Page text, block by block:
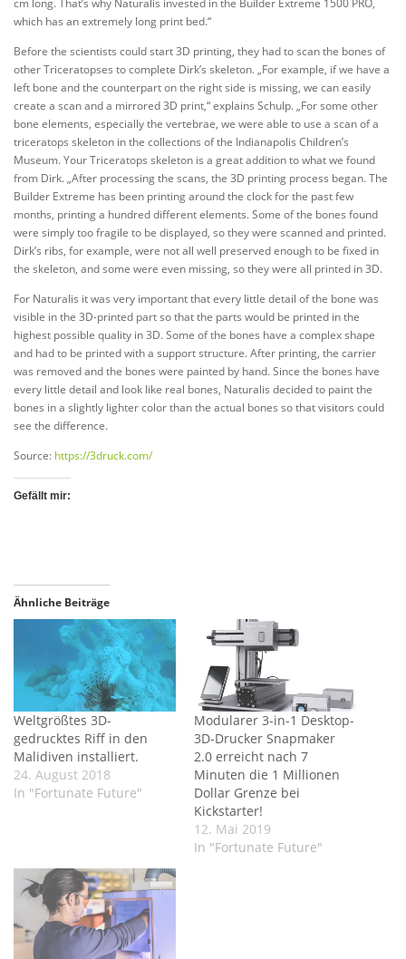
cm long. That’s why Naturalis invested in the Builder Extreme 1500 PRO,
which has an extremely long print bed.“
Before the scientists could start 3D printing, they had to scan the bones of
other Triceratopses to complete Dirk’s skeleton. „For example, if we have a
left bone and the counterpart on the right side is missing, we can easily
create a scan and a mirrored 3D print,“ explains Schulp. „For some other
bone elements, especially the vertebrae, we were able to use a scan of a
triceratops skeleton in the collections of the Indianapolis Children’s
Museum. Your Triceratops skeleton is a great addition to what we found
from Dirk. „After processing the scans, the 3D printing process began. The
Builder Extreme has been printing around the clock for the past few
months, printing a hundred different elements. Some of the bones found
were simply too fragile to be displayed, so they were scanned and printed.
Dirk’s ribs, for example, were not all well preserved enough to be fixed in
the skeleton, and some were even missing, so they were all printed in 3D.
For Naturalis it was very important that every little detail of the bone was
visible in the 3D-printed part so that the parts would be printed in the
highest possible quality in 3D. Some of the bones have a complex shape
and had to be printed with a support structure. After printing, the carrier
was removed and the bones were painted by hand. Since the bones have
every little detail and look like real bones, Naturalis decided to paint the
bones in a slightly lighter color than the actual bones so that visitors could
see the difference.
Source: https://3druck.com/
Gefällt mir:
Ähnliche Beiträge
Weltgrößtes 3D-
gedrucktes Riff in den
Malidiven installiert.
24. August 2018
In "Fortunate Future"
Modularer 3-in-1 Desktop-
3D-Drucker Snapmaker
2.0 erreicht nach 7
Minuten die 1 Millionen
Dollar Grenze bei
Kickstarter!
12. Mai 2019
In "Fortunate Future"